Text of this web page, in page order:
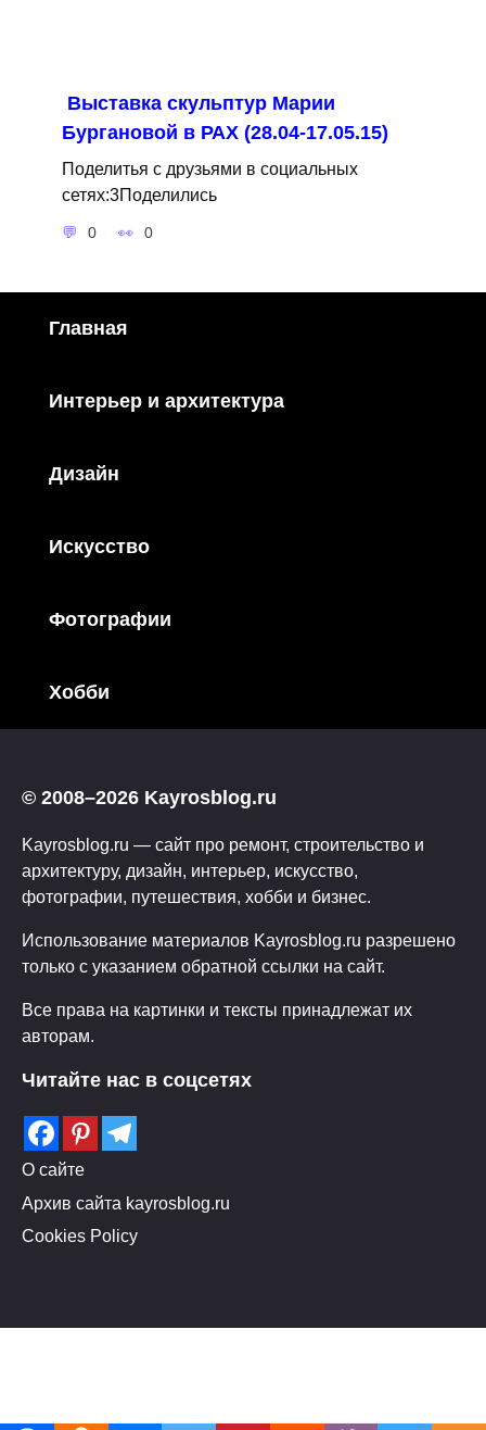
Выставка скульптур Марии
Бургановой в РАХ (28.04-17.05.15)
Поделитья с друзьями в социальных
сетях:3Поделились
0 0
Главная
Интерьер и архитектура
Дизайн
Искусство
Фотографии
Хобби
© 2008–2026 Kayrosblog.ru
Kayrosblog.ru — сайт про ремонт, строительство и
архитектуру, дизайн, интерьер, искусство,
фотографии, путешествия, хобби и бизнес.
Использование материалов Kayrosblog.ru разрешено
только с указанием обратной ссылки на сайт.
Все права на картинки и тексты принадлежат их
авторам.
Читайте нас в соцсетях
О сайте
Архив сайта kayrosblog.ru
Cookies Policy